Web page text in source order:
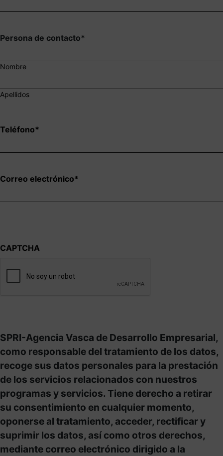
Persona de contacto*
Nombre
Apellidos
Teléfono*
Correo electrónico*
CAPTCHA
SPRI-Agencia Vasca de Desarrollo Empresarial,
como responsable del tratamiento de los datos,
recoge sus datos personales para la prestación
de los servicios relacionados con nuestros
programas y servicios. Tiene derecho a retirar
su consentimiento en cualquier momento,
oponerse al tratamiento, acceder, rectificar y
suprimir los datos, así como otros derechos,
mediante correo electrónico dirigido a la